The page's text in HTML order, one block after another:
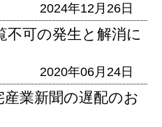
2024年12月26日
不可の発生と解消に
2020年06月24日
業新聞の遅配のお